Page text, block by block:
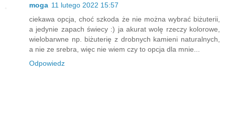
moga 11 lutego 2022 15:57
ciekawa opcja, choć szkoda że nie można wybrać biżuterii,
a jedynie zapach świecy :) ja akurat wolę rzeczy kolorowe,
wielobarwne np. biżuterię z drobnych kamieni naturalnych,
a nie ze srebra, więc nie wiem czy to opcja dla mnie...
Odpowiedz